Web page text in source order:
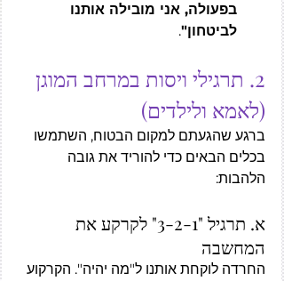
בפעולה, אני מובילה אותנו
לביטחון".
2. תרגילי ויסות במרחב המוגן
(לאמא ולילדים)
ברגע שהגעתם למקום הבטוח, השתמשו
בכלים הבאים כדי להוריד את גובה
הלהבות:
א. תרגיל "3-2-1" לקרקע את
המחשבה
החרדה לוקחת אותנו ל"מה יהיה". הקרקוע